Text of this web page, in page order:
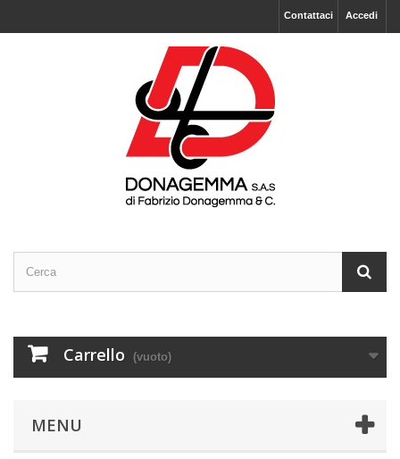
Accedi
Contattaci
Carrello (vuoto)
MENU